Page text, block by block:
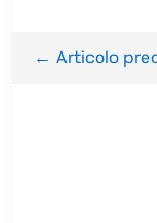
←Articolo